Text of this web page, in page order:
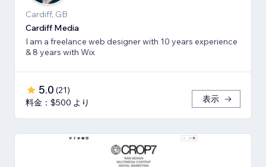
Cardiff, GB
Cardiff Media
I am a freelance web designer with 10 years experience
& 8 years with Wix
5.0 (21)
料金：$500 より
表示